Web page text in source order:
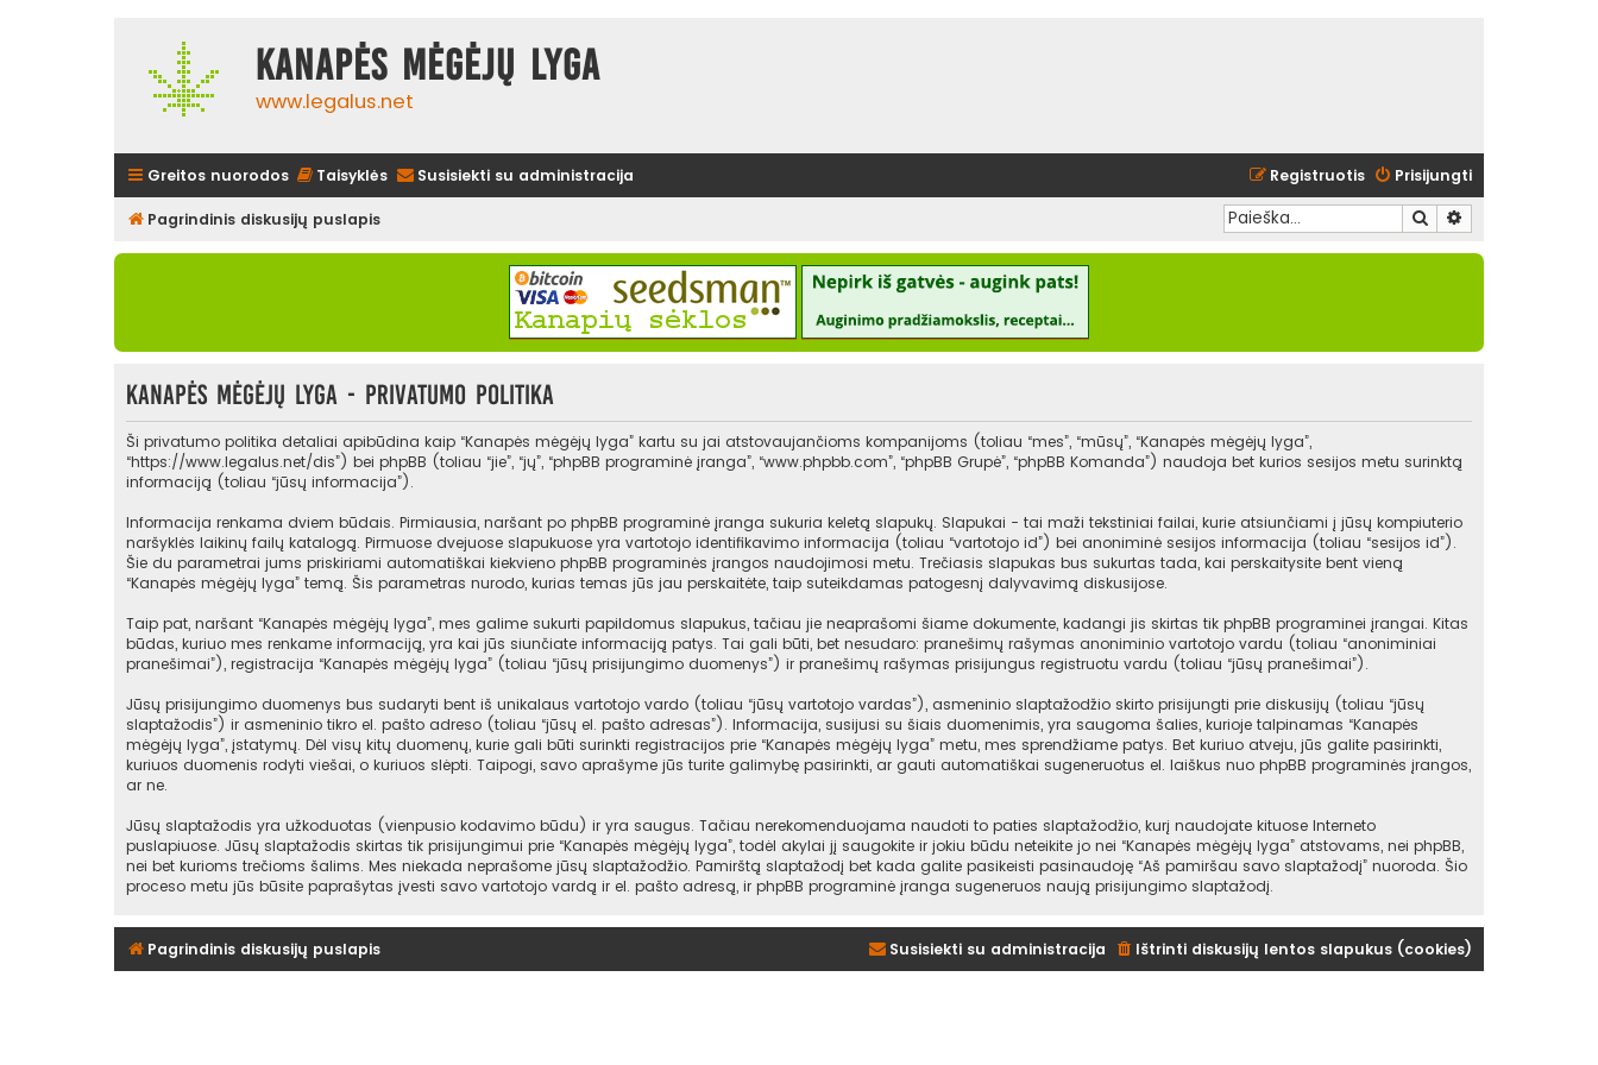
Kanapės mėgėjų lyga
www.legalus.net
Greitos nuorodos Taisyklės Susisiekti su administracija Prisijungti
Registruotis
Pagrindinis diskusijų puslapis Ieškoti
Kanapės mėgėjų lyga - Privatumo politika
Ši privatumo politika detaliai apibūdina kaip “Kanapės mėgėjų lyga” kartu su jai atstovaujančioms kompanijoms (toliau “mes”, “mūsų”, “Kanapės mėgėjų lyga”,
“https://www.legalus.net/dis”) bei phpBB (toliau “jie”, “jų”, “phpBB programinė įranga”, “www.phpbb.com”, “phpBB Grupė”, “phpBB Komanda”) naudoja bet kurios sesijos metu surinktą
informaciją (toliau “jūsų informacija”).
Informacija renkama dviem būdais. Pirmiausia, naršant po phpBB programinė įranga sukuria keletą slapukų. Slapukai - tai maži tekstiniai failai, kurie atsiunčiami į jūsų kompiuterio
naršyklės laikinų failų katalogą. Pirmuose dvejuose slapukuose yra vartotojo identifikavimo informacija (toliau “vartotojo id”) bei anoniminė sesijos informacija (toliau “sesijos id”).
Šie du parametrai jums priskiriami automatiškai kiekvieno phpBB programinės įrangos naudojimosi metu. Trečiasis slapukas bus sukurtas tada, kai perskaitysite bent vieną
“Kanapės mėgėjų lyga” temą. Šis parametras nurodo, kurias temas jūs jau perskaitėte, taip suteikdamas patogesnį dalyvavimą diskusijose.
Taip pat, naršant “Kanapės mėgėjų lyga”, mes galime sukurti papildomus slapukus, tačiau jie neaprašomi šiame dokumente, kadangi jis skirtas tik phpBB programinei įrangai. Kitas
būdas, kuriuo mes renkame informaciją, yra kai jūs siunčiate informaciją patys. Tai gali būti, bet nesudaro: pranešimų rašymas anoniminio vartotojo vardu (toliau “anoniminiai
pranešimai”), registracija “Kanapės mėgėjų lyga” (toliau “jūsų prisijungimo duomenys”) ir pranešimų rašymas prisijungus registruotu vardu (toliau “jūsų pranešimai”).
Jūsų prisijungimo duomenys bus sudaryti bent iš unikalaus vartotojo vardo (toliau “jūsų vartotojo vardas”), asmeninio slaptažodžio skirto prisijungti prie diskusijų (toliau “jūsų
slaptažodis”) ir asmeninio tikro el. pašto adreso (toliau “jūsų el. pašto adresas”). Informacija, susijusi su šiais duomenimis, yra saugoma šalies, kurioje talpinamas “Kanapės
mėgėjų lyga”, įstatymų. Dėl visų kitų duomenų, kurie gali būti surinkti registracijos prie “Kanapės mėgėjų lyga” metu, mes sprendžiame patys. Bet kuriuo atveju, jūs galite pasirinkti,
kuriuos duomenis rodyti viešai, o kuriuos slėpti. Taipogi, savo aprašyme jūs turite galimybę pasirinkti, ar gauti automatiškai sugeneruotus el. laiškus nuo phpBB programinės įrangos,
ar ne.
Jūsų slaptažodis yra užkoduotas (vienpusio kodavimo būdu) ir yra saugus. Tačiau nerekomenduojama naudoti to paties slaptažodžio, kurį naudojate kituose Interneto
puslapiuose. Jūsų slaptažodis skirtas tik prisijungimui prie “Kanapės mėgėjų lyga”, todėl akylai jį saugokite ir jokiu būdu neteikite jo nei “Kanapės mėgėjų lyga” atstovams, nei phpBB,
nei bet kurioms trečioms šalims. Mes niekada neprašome jūsų slaptažodžio. Pamirštą slaptažodį bet kada galite pasikeisti pasinaudoję “Aš pamiršau savo slaptažodį” nuoroda. Šio
proceso metu jūs būsite paprašytas įvesti savo vartotojo vardą ir el. pašto adresą, ir phpBB programinė įranga sugeneruos naują prisijungimo slaptažodį.
Pagrindinis diskusijų puslapis Ištrinti diskusijų lentos slapukus (cookies)
Susisiekti su administracija